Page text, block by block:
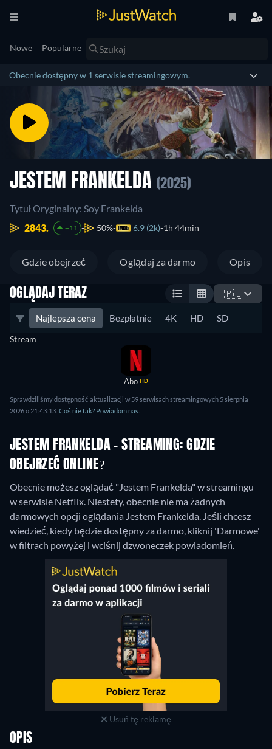
Nowe Popularne
Obecnie dostępny w 1 serwisie streamingowym.
JESTEM FRANKELDA (2025)
Tytuł Oryginalny: Soy Frankelda
2843.
+11 50% 6.9 (2k) 1h 44min
Gdzie obejrzeć Oglądaj za darmo Opis
OGLĄDAJ TERAZ 🇵🇱
Najlepsza cena Bezpłatnie 4K HD SD
Stream
Abo HD
Sprawdziliśmy dostępność aktualizacji w 59 serwisach streamingowych 5 sierpnia
2026 o 21:43:13. Coś nie tak? Powiadom nas.
JESTEM FRANKELDA - STREAMING: GDZIE
OBEJRZEĆ ONLINE?
Obecnie możesz oglądać "Jestem Frankelda" w streamingu
w serwisie Netflix. Niestety, obecnie nie ma żadnych
darmowych opcji oglądania Jestem Frankelda. Jeśli chcesz
wiedzieć, kiedy będzie dostępny za darmo, kliknij 'Darmowe'
w filtrach powyżej i wciśnij dzwoneczek powiadomień.
Usuń tę reklamę
OPIS